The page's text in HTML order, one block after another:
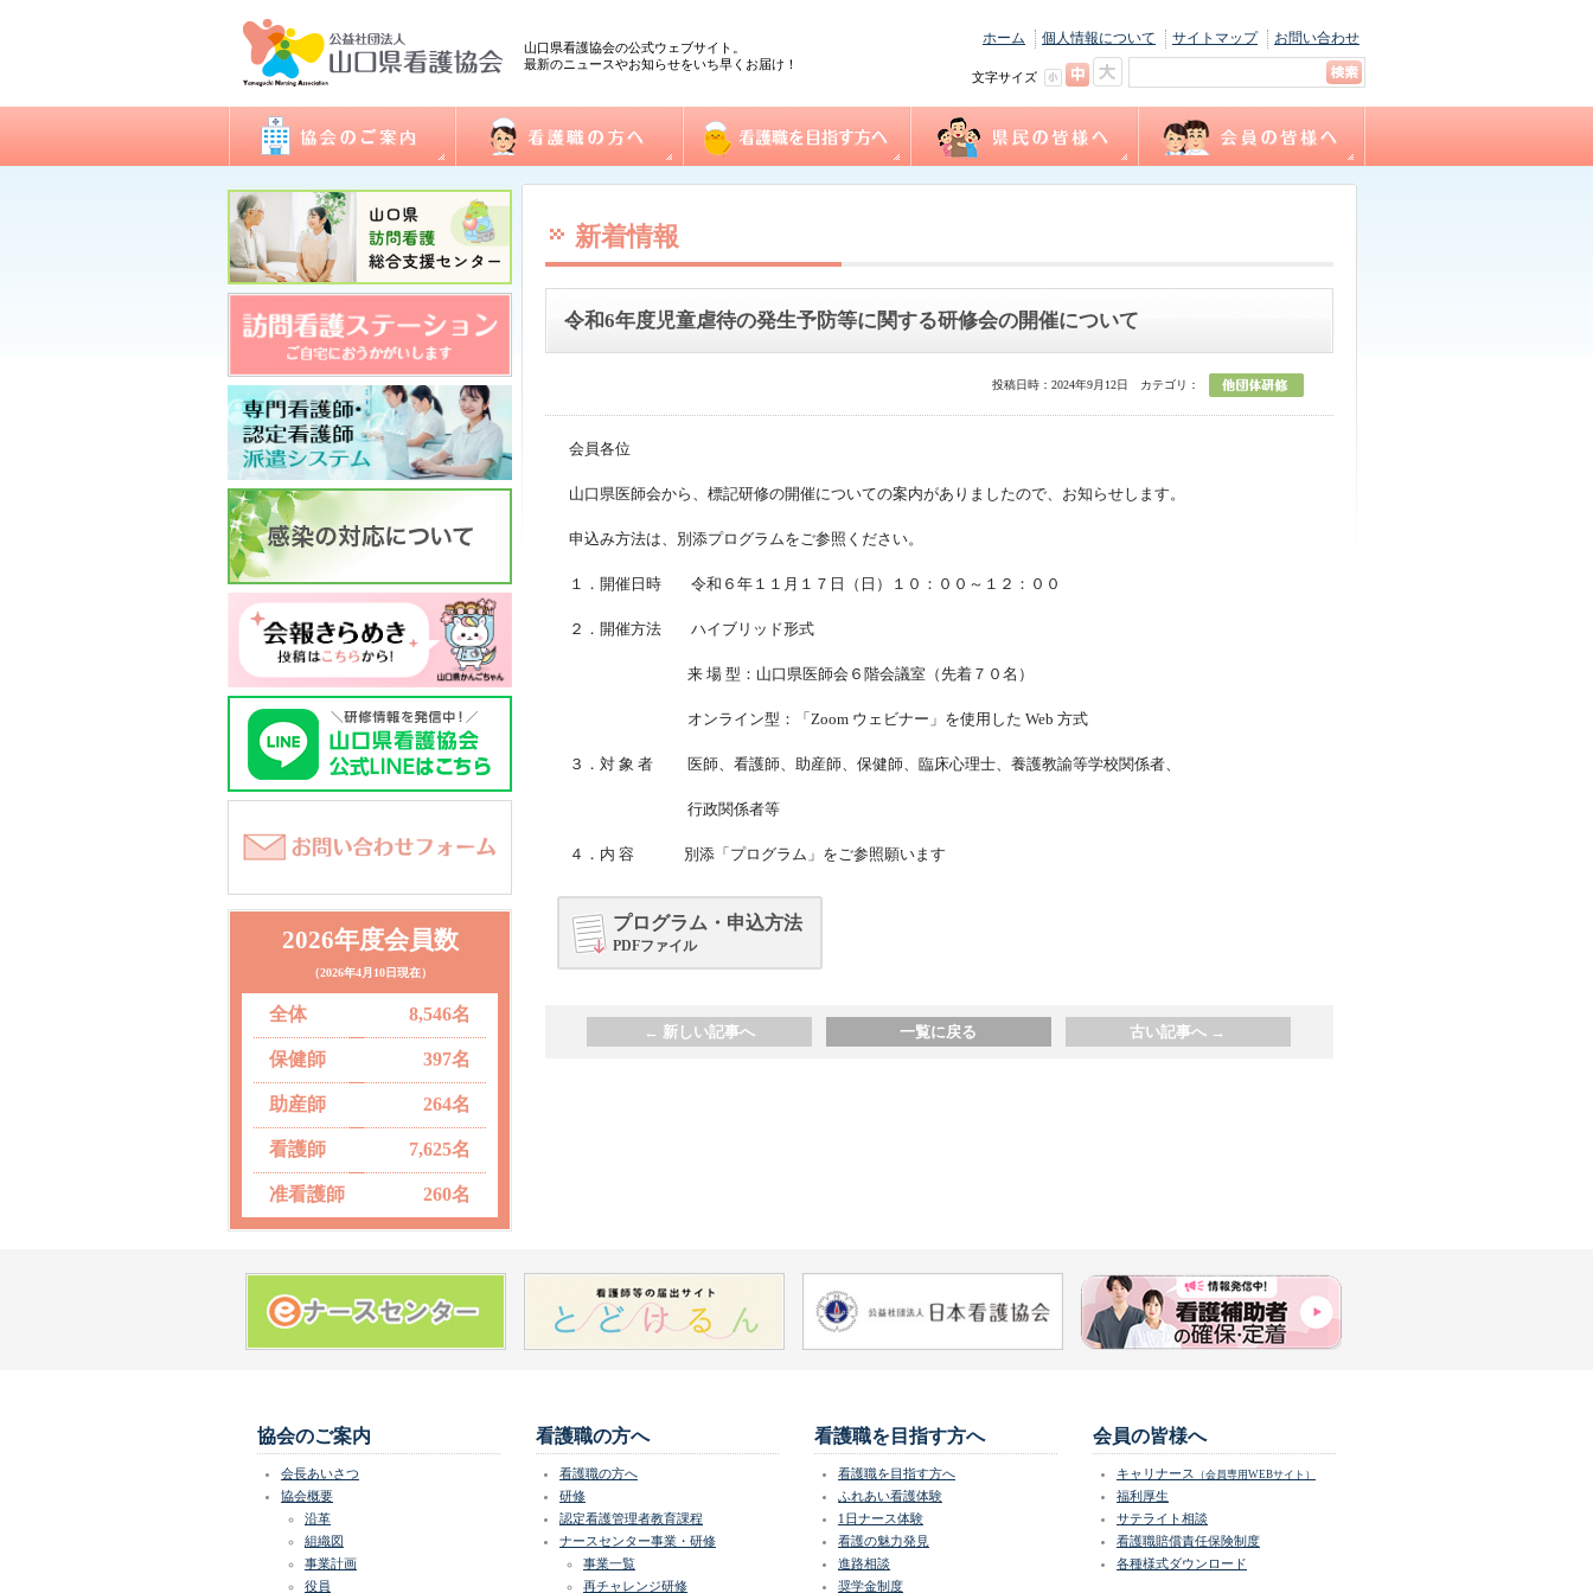
山口県看護協会の公式ウェブサイト。
最新のニュースやお知らせをいち早くお届け！
ホーム 個人情報について サイトマップ お問い合わせ
文字サイズ
会長あいさつ
協会概要
委員会活動
地区支部活動
会報誌「きらめき」
入会のご案内
アクセス
開館日・閉館日
関連団体 看護職の方へ
研修
看護実践情報
認定看護管理者教育課程
ナースセンター事業・研修
図書室
各種様式ダウンロード
2026年度会員数
（2026年4月10日現在）
全体 8,546名
保健師 397名
助産師 264名
看護師 7,625名
准看護師 260名
新着情報
令和6年度児童虐待の発生予防等に関する研修会の開催について
投稿日時：2024年9月12日 カテゴリ：
会員各位
山口県医師会から、標記研修の開催についての案内がありましたので、お知らせします。
申込み方法は、別添プログラムをご参照ください。
１．開催日時 令和６年１１月１７日（日）１０：００～１２：００
２．開催方法 ハイブリッド形式
来 場 型：山口県医師会６階会議室（先着７０名）
オンライン型：「Zoom ウェビナー」を使用した Web 方式
３．対 象 者 医師、看護師、助産師、保健師、臨床心理士、養護教諭等学校関係者、
行政関係者等
４．内 容 別添「プログラム」をご参照願います
プログラム・申込方法
PDFファイル
← 新しい記事へ 一覧に戻る 古い記事へ →
協会のご案内
会長あいさつ
協会概要
沿革
組織図
事業計画
役員
看護職の方へ
看護職の方へ
研修
認定看護管理者教育課程
ナースセンター事業・研修
事業一覧
再チャレンジ研修
看護職を目指す方へ
看護職を目指す方へ
ふれあい看護体験
1日ナース体験
看護の魅力発見
進路相談
奨学金制度
会員の皆様へ
キャリナース （会員専用WEBサイト）
福利厚生
サテライト相談
看護職賠償責任保険制度
各種様式ダウンロード